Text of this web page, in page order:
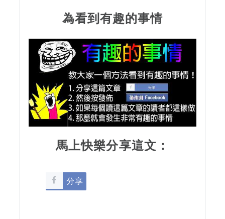
為看到有趣的事情
馬上快樂分享這文：
分享